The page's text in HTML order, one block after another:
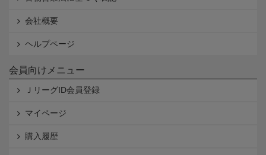
会社概要
ヘルプページ
会員向けメニュー
ＪリーグID会員登録
マイページ
購入履歴